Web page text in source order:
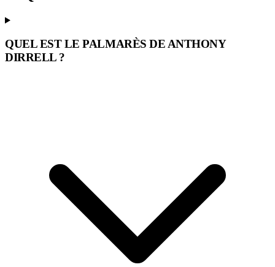
QUEL EST LE PALMARÈS DE ANTHONY
DIRRELL ?